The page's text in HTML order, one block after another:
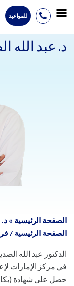
Skip
content
للمواعيد
د. عبد الله
الصفحة الرئيسية » د.
الصفحة الرئيسية /
الدكتور عبد الله
في مركز الإمارات